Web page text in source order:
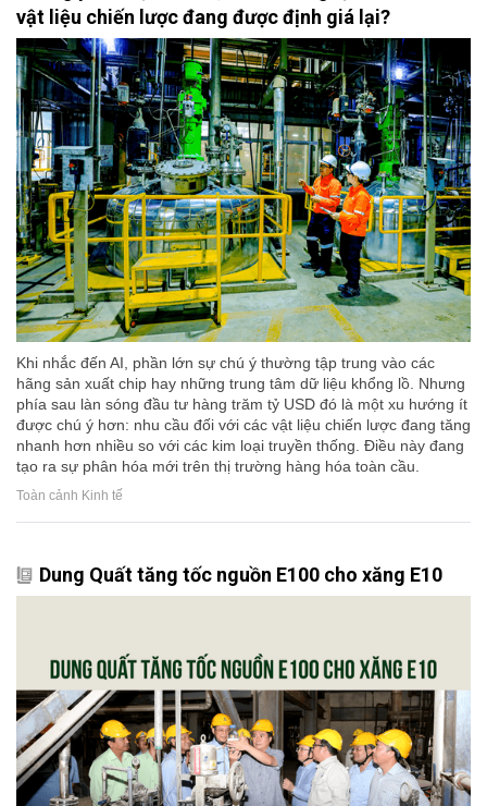
vật liệu chiến lược đang được định giá lại?
Khi nhắc đến AI, phần lớn sự chú ý thường tập trung vào các
hãng sản xuất chip hay những trung tâm dữ liệu khổng lồ. Nhưng
phía sau làn sóng đầu tư hàng trăm tỷ USD đó là một xu hướng ít
được chú ý hơn: nhu cầu đối với các vật liệu chiến lược đang tăng
nhanh hơn nhiều so với các kim loại truyền thống. Điều này đang
tạo ra sự phân hóa mới trên thị trường hàng hóa toàn cầu.
Toàn cảnh Kinh tế
Dung Quất tăng tốc nguồn E100 cho xăng E10